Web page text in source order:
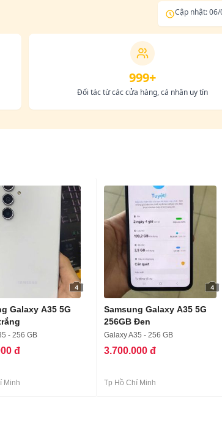
Cập nhật:
999+
Đối tác từ các cửa hàng, cá nhân uy tín
4
Galaxy A35 5G
- 256 GB
đ
Minh
4
Samsung Galaxy A35 5G
256GB Đen
Galaxy A35 - 256 GB
3.700.000 đ
Tp Hồ Chí Minh